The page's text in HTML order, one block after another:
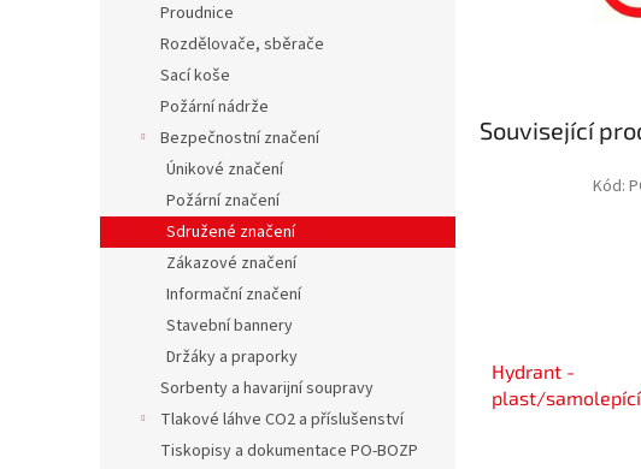
Proudnice
Rozdělovače, sběrače
Sací koše
Požární nádrže
Bezpečnostní značení
Únikové značení
Požární značení
Sdružené značení
Zákazové značení
Informační značení
Stavební bannery
Držáky a praporky
Sorbenty a havarijní soupravy
Tlakové láhve CO2 a příslušenství
Tiskopisy a dokumentace PO-BOZP
Související
Hydrant -
plast/
Kód: